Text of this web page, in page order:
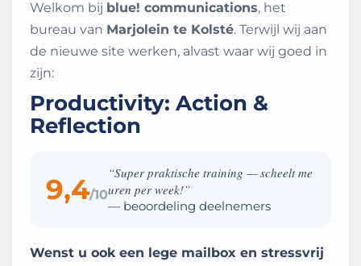
Welkom bij blue! communications, het
bureau van Marjolein te Kolsté. Terwijl wij aan
de nieuwe site werken, alvast waar wij goed in
zijn:
Productivity: Action &
Reflection
9,4/10
“Super praktische training — scheelt me
uren per week!”
— beoordeling deelnemers
Wenst u ook een lege mailbox en stressvrij